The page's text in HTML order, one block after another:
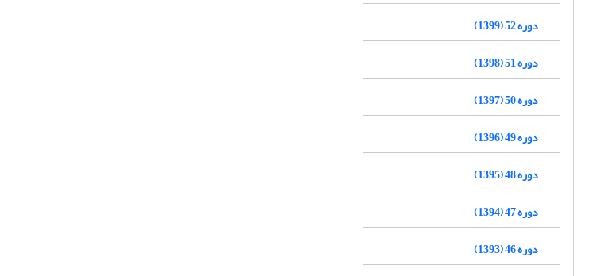
دوره 52 (1399)
دوره 51 (1398)
دوره 50 (1397)
دوره 49 (1396)
دوره 48 (1395)
دوره 47 (1394)
دوره 46 (1393)